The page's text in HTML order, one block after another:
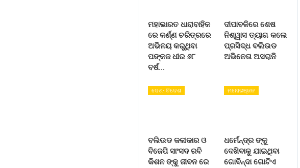
ମହାଭାରତ ଧାରାବାହିକ
ରେ କର୍ଣ୍ଣ ଚରିତ୍ରରେ
ଅଭିନୟ କରୁଥିବା
ପଙ୍କଜ ଧୀର ୬୮
ବର୍ଷ…
ଦୀପାବଳିରେ ଶେଷ
ନିଶ୍ୱାସ ତ୍ୟାଗ କଲେ
ପ୍ରସିଦ୍ଧ ବଲିଉଡ
ଅଭିନେତା ଅସରାନି
ଦେଶ- ବିଦେଶ
ବଲିଉଡ କଳାକାର ଓ
ବିଜେପି ସାଂସଦ ରବି
କିଶନ ଙ୍କୁ ଜୀବନ ରେ
ମନୋରଞ୍ଜନ
ଧର୍ମେନ୍ଦ୍ର ଙ୍କୁ
ଦେଖିବାକୁ ଯାଇଥିବା
ଗୋବିନ୍ଦା ଗୋଟିଏ